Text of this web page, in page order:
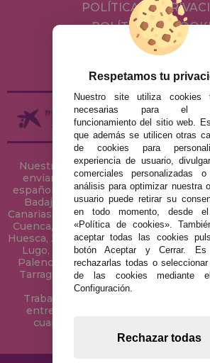
POLÍTICA DE
POLÍTICA DE
ENVÍOS Y
Nuestra tienda de puzzles está
enviamos tus puzzles a cualquier
español: Álava, Albacete, Alicante,
Badajoz, Baleares, Barcelona,
Canarias, Cantabria, Castellón, Ceuta,
Cuenca, Gerona, Granada,
Huesca, Jaén, La Coruña, La Rioja, Las
Lugo, Madrid, Málaga, Melilla,
Palencia, Pontevedra, Salamanca,
Tarragona, Tenerife, Teruel, Toledo,
Vizcaya, Zamora y
Trabajamos con Stocks
entregas rápidas en territorio
cuando el pedido se realice antes
Respetamos tu
Nuestro site utiliza cookies
necesarias para el
funcionamiento del sitio web.
que además se utilicen otras
de cookies para
experiencia de usuario,
comerciales personalizadas
análisis para optimizar nuestra
usuario puede retirar su
en todo momento, desde
«Política de cookies».
aceptar todas las cookies
botón Aceptar y Cerrar. Es
rechazarlas todas o seleccionar
de las cookies mediante
Configuración.
Rechazar todas